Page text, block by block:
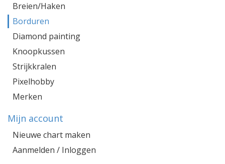
Breien/Haken
Borduren
Diamond painting
Knoopkussen
Strijkkralen
Pixelhobby
Merken
Mijn account
Nieuwe chart maken
Aanmelden / Inloggen